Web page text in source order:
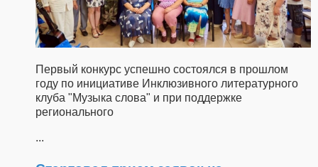
Первый конкурс успешно состоялся в прошлом
году по инициативе Инклюзивного литературного
клуба "Музыка слова" и при поддержке
регионального
...